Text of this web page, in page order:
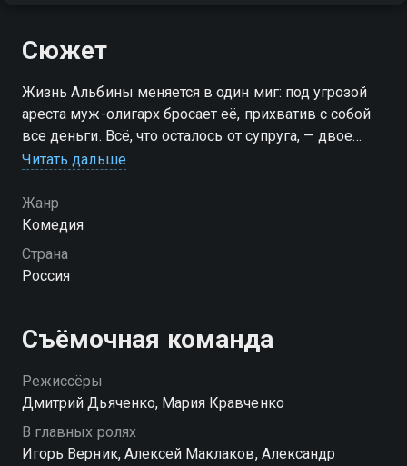
Сюжет
Жизнь Альбины меняется в один миг: под угрозой
ареста муж-олигарх бросает её, прихватив с собой
все деньги. Всё, что осталось от супруга, — двое
детей и российская фабрика на грани банкротства.
жизни в лондонском особняке и вспомнить то, что
ей говорили на бизнес-курсах. Только начинать
жизнь с чистого листа в провинциальном городке
без гроша в кармане её никто не учил.
вы можете совершенно бесплатно в хорошем HD
качестве на Смотрёшке
Читать дальше
Жанр
Комедия
Страна
Россия
Съёмочная команда
Режиссёры
Дмитрий Дьяченко, Мария Кравченко
В главных ролях
Игорь Верник, Алексей Маклаков, Александр